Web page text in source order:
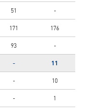
51 -
171 176
93 -
- 11
- 10
- 1